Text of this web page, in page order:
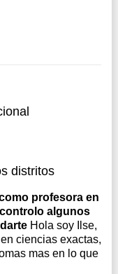
distritos
profesora en
algunos
Hola soy Ilse,
ciencias exactas,
mas en lo que